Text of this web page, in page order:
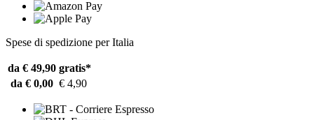
Spese di spedizione per Italia
da € 49,90 gratis*
da € 0,00 € 4,90